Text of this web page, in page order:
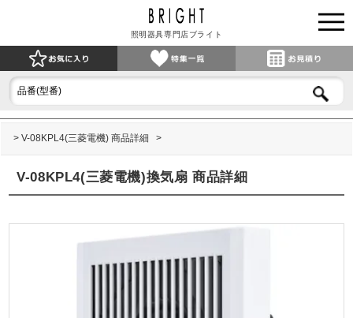
照明器具専門店ブライト
V-08KPL4(三菱電機) 商品詳細
V-08KPL4(三菱電機)換気扇 商品詳細